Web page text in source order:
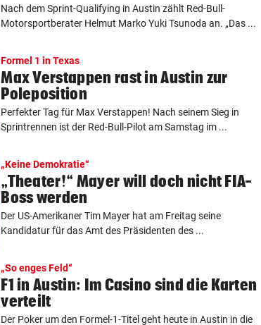
Nach dem Sprint-Qualifying in Austin zählt Red-Bull-
Motorsportberater Helmut Marko Yuki Tsunoda an. „Das ...
Formel 1 in Texas
Max Verstappen rast in Austin zur
Poleposition
Perfekter Tag für Max Verstappen! Nach seinem Sieg in
Sprintrennen ist der Red-Bull-Pilot am Samstag im ...
„Keine Demokratie“
„Theater!“ Mayer will doch nicht FIA-
Boss werden
Der US-Amerikaner Tim Mayer hat am Freitag seine
Kandidatur für das Amt des Präsidenten des ...
„So enges Feld“
F1 in Austin: Im Casino sind die Karten
verteilt
Der Poker um den Formel-1-Titel geht heute in Austin in die